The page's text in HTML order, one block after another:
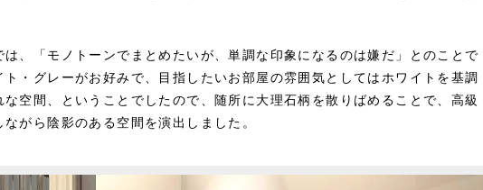
は、「モノトーンでまとめたいが、単調な印象になるのは嫌だ」とのことで
ト・グレーがお好みで、目指したいお部屋の雰囲気としてはホワイトを基調
な空間、ということでしたので、随所に大理石柄を散りばめることで、高級
がら陰影のある空間を演出しました。